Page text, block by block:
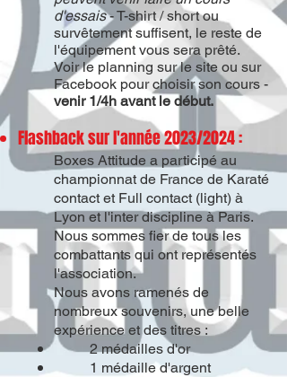
d'essais- T-shirt / short ou
survêtement suffisent, le reste de
l'équipement vous sera prêté.
Voir le planning sur le site ou sur
Facebook pour choisir son cours -
venir 1/4h avant le début.
Flashback sur l'année 2023/2024 :
Boxes Attitude a participé au
championnat de France de Karaté
contact et Full contact (light) à
Lyon et l'inter discipline à Paris.
Nous sommes fier de tous les
combattants qui ont représentés
l'association.
Nous avons ramenés de
nombreux souvenirs, une belle
expérience et des titres :
2 médailles d'or
1 médaille d'argent